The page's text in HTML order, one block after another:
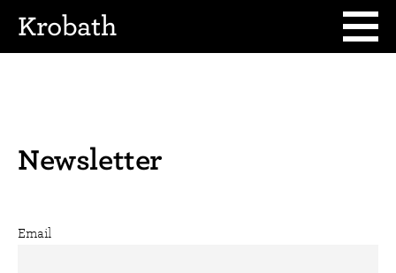
Krobath
Newsletter
Email